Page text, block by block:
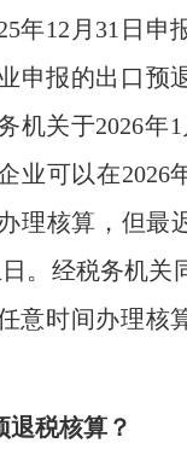
12月31日申
申报的出口预
机关于2026年
业可以在2026
理核算，但最
。经税务机关
意时间办理核
税核算？